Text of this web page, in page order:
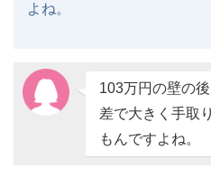
よね。
103万円の壁の
差で大きく手取
もんですよね。